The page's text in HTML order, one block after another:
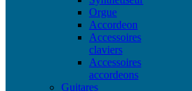
Orgue
Accordeon
Accessoires
claviers
Accessoires
accordeons
Guitares